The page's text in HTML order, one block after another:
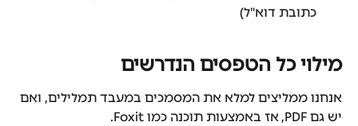
כתובת דוא"ל)
מילוי כל הטפסים הנדרשים
אנחנו ממליצים למלא את המסמכים במעבד תמלילים, ואם
יש גם PDF, אז באמצעות תוכנה כמו Foxit.